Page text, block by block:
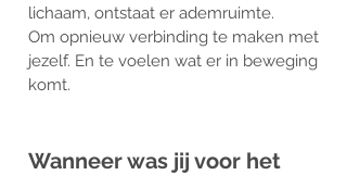
lichaam, ontstaat er ademruimte.
Om opnieuw verbinding te maken met
jezelf. En te voelen wat er in beweging
komt.
Wanneer was jij voor het